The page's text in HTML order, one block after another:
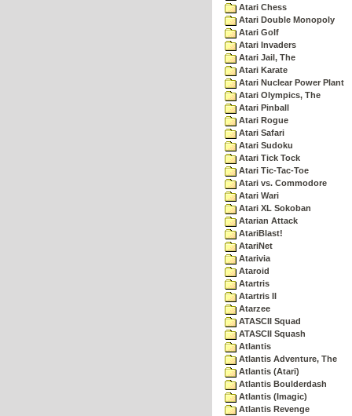
Atari Chess
Atari Double Monopoly
Atari Golf
Atari Invaders
Atari Jail, The
Atari Karate
Atari Nuclear Power Plant
Atari Olympics, The
Atari Pinball
Atari Rogue
Atari Safari
Atari Sudoku
Atari Tick Tock
Atari Tic-Tac-Toe
Atari vs. Commodore
Atari Wari
Atari XL Sokoban
Atarian Attack
AtariBlast!
AtariNet
Atarivia
Ataroid
Atartris
Atartris II
Atarzee
ATASCII Squad
ATASCII Squash
Atlantis
Atlantis Adventure, The
Atlantis (Atari)
Atlantis Boulderdash
Atlantis (Imagic)
Atlantis Revenge